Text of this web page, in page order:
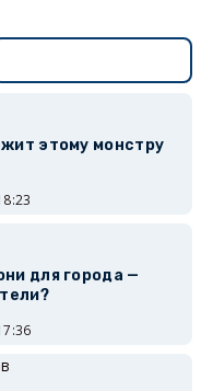
этому монстру
для города —